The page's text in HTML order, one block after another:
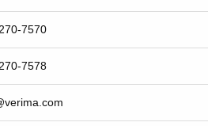
7570
7578